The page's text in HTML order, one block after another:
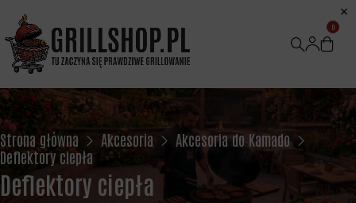
0
Strona główna Akcesoria
Akcesoria do Kamado
Deflektory ciepła
Deflektory ciepła